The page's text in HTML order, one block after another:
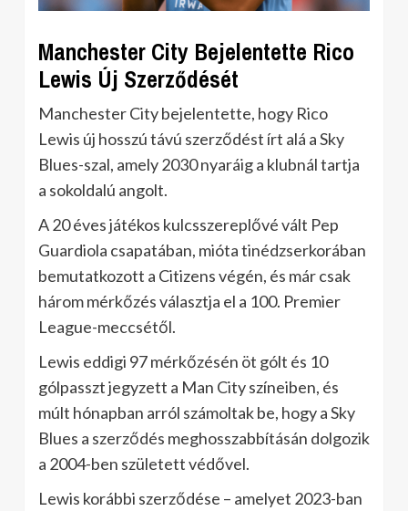
Manchester City Bejelentette Rico
Lewis Új Szerződését
Manchester City bejelentette, hogy Rico
Lewis új hosszú távú szerződést írt alá a Sky
Blues-szal, amely 2030 nyaráig a klubnál tartja
a sokoldalú angolt.
A 20 éves játékos kulcsszereplővé vált Pep
Guardiola csapatában, mióta tinédzserkorában
bemutatkozott a Citizens végén, és már csak
három mérkőzés választja el a 100. Premier
League-meccsétől.
Lewis eddigi 97 mérkőzésén öt gólt és 10
gólpasszt jegyzett a Man City színeiben, és
múlt hónapban arról számoltak be, hogy a Sky
Blues a szerződés meghosszabbításán dolgozik
a 2004-ben született védővel.
Lewis korábbi szerződése – amelyet 2023-ban